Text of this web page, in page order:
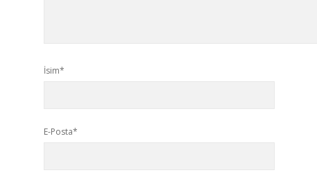
İsim*
E-Posta*